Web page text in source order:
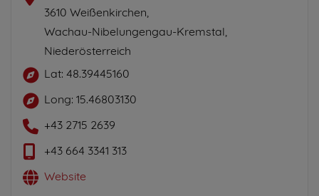
3610 Weißenkirchen,
Wachau-Nibelungengau-Kremstal,
Niederösterreich
Lat: 48.39445160
Long: 15.46803130
+43 2715 2639
+43 664 3341 313
Website